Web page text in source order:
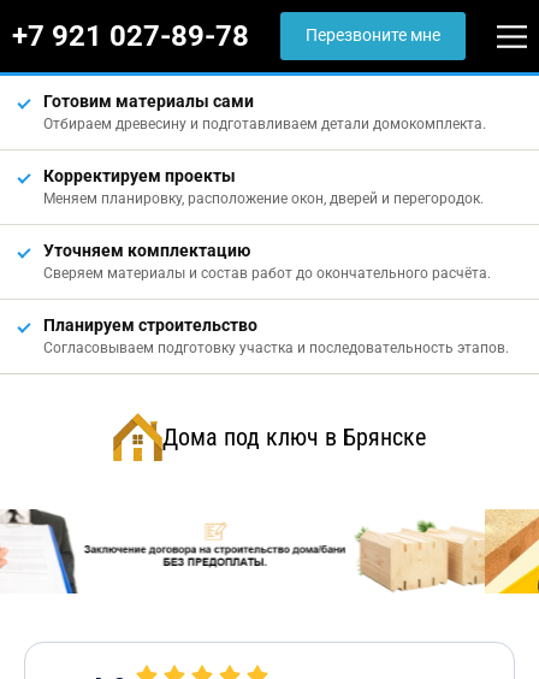
+7 921 027-89-78 Перезвоните мне
Готовим материалы сами
Отбираем древесину и подготавливаем детали домокомплекта.
Корректируем проекты
Меняем планировку, расположение окон, дверей и перегородок.
Уточняем комплектацию
Сверяем материалы и состав работ до окончательного расчёта.
Планируем строительство
Согласовываем подготовку участка и последовательность этапов.
Дома под ключ в Брянске